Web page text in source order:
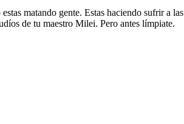
matando gente. Estas haciendo sufrir a las
de tu maestro Milei. Pero antes límpiate.